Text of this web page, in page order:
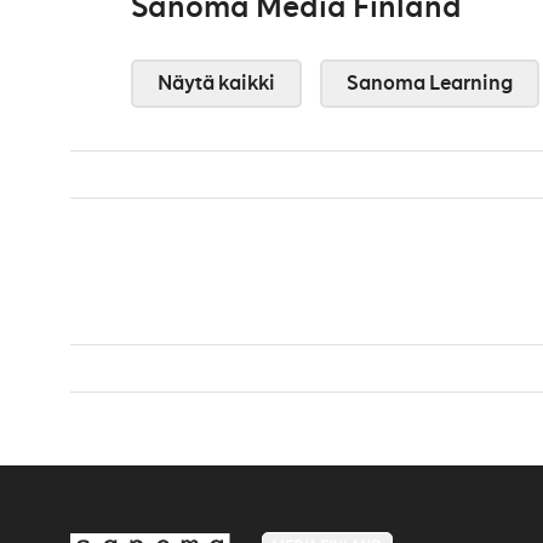
Näytä kaikki Sanoma Learning